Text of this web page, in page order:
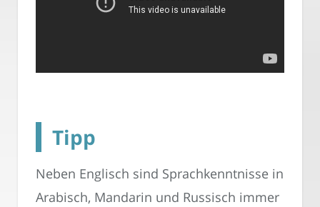
Tipp
Neben Englisch sind Sprachkenntnisse in
Arabisch, Mandarin und Russisch immer